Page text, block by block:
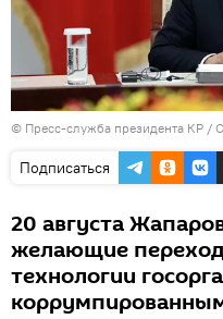
© Пресс-служба президента КР /
Подписаться
20 августа
желающие
технологии